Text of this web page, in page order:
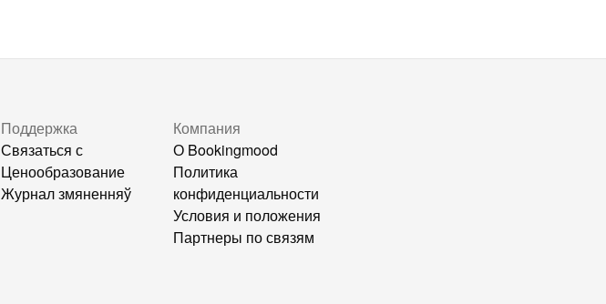
Поддержка
Связаться с
Ценообразование
Журнал змяненняў
Компания
О Bookingmood
Политика
конфиденциальности
Условия и положения
Партнеры по связям